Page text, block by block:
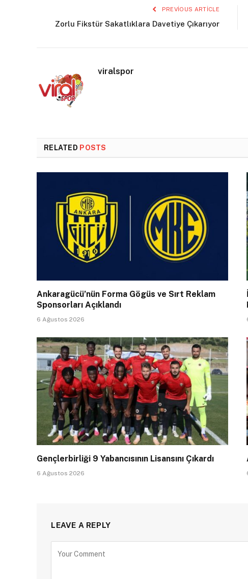
PREVIOUS ARTICLE
Zorlu Fikstür Sakatlıklara Davetiye Çıkarıyor
viralspor
RELATED POSTS
Ankaragücü’nün Forma Gögüs ve Sırt Reklam
Sponsorları Açıklandı
6 Ağustos 2026
Gençlerbirliği 9 Yabancısının Lisansını Çıkardı
6 Ağustos 2026
LEAVE A REPLY